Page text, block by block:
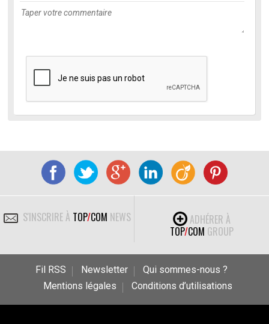
S'INSCRIRE À TOP/COM NEWS
ADHÉRER À
TOP/COM GROUP
Fil RSS Newsletter
Qui sommes-nous ?
Mentions légales
Conditions d’utilisations